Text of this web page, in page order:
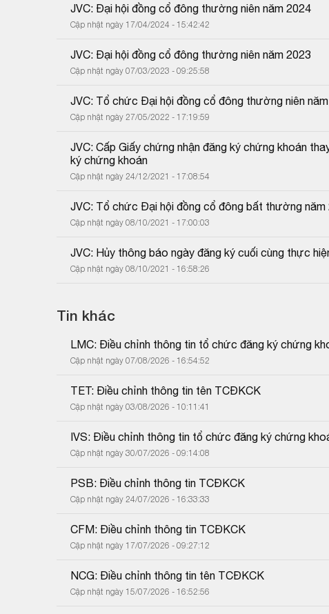
JVC: Đại hội đồng cổ đông thường niên năm 2024
Cập nhật ngày 17/04/2024 - 15:42:42
JVC: Đại hội đồng cổ đông thường niên năm 2023
Cập nhật ngày 07/03/2023 - 09:25:58
JVC: Tổ chức Đại hội đồng cổ đông thường niên
Cập nhật ngày 27/05/2022 - 17:19:59
JVC: Cấp Giấy chứng nhận đăng ký chứng khoán
ký chứng khoán
Cập nhật ngày 24/12/2021 - 17:08:54
JVC: Tổ chức Đại hội đồng cổ đông bất thường năm
Cập nhật ngày 08/10/2021 - 17:00:03
JVC: Hủy thông báo ngày đăng ký cuối cùng thực
Cập nhật ngày 08/10/2021 - 16:58:26
Tin khác
LMC: Điều chỉnh thông tin tổ chức đăng ký chứng
Cập nhật ngày 07/08/2026 - 16:54:52
TET: Điều chỉnh thông tin tên TCĐKCK
Cập nhật ngày 03/08/2026 - 10:11:41
IVS: Điều chỉnh thông tin tổ chức đăng ký chứng
Cập nhật ngày 30/07/2026 - 09:14:08
PSB: Điều chỉnh thông tin TCĐKCK
Cập nhật ngày 24/07/2026 - 16:33:33
CFM: Điều chỉnh thông tin TCĐKCK
Cập nhật ngày 17/07/2026 - 09:27:12
NCG: Điều chỉnh thông tin tên TCĐKCK
Cập nhật ngày 15/07/2026 - 16:52:56